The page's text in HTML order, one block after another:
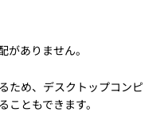
ありません。
ため、デスクトップコンピ
ともできます。